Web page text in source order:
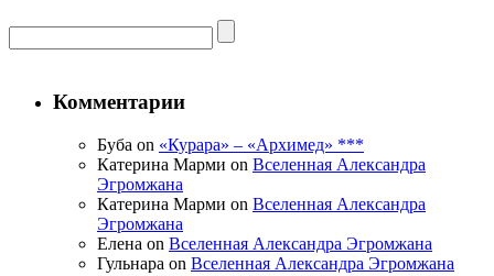
Комментарии
Буба on «Курара» – «Архимед» ***
Катерина Марми on Вселенная Александра
Эгромжана
Катерина Марми on Вселенная Александра
Эгромжана
Елена on Вселенная Александра Эгромжана
Гульнара on Вселенная Александра Эгромжана